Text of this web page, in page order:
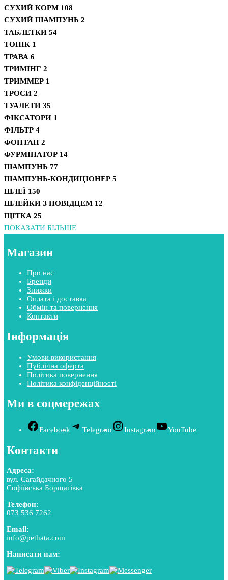
СУХИЙ КОРМ 108
СУХИЙ ШАМПУНЬ 2
ТАБЛЕТКИ 54
ТОНІК 1
ТРАВА 6
ТРИМІНГ 2
ТРИММЕР 1
ТРОСИ 2
ТУАЛЕТИ 35
ФІКСАТОРИ 1
ФІЛЬТР 4
ФОНТАН 2
ФУРМІНАТОР 14
ШАМПУНЬ 77
ШАМПУНЬ-КОНДИЦІОНЕР 5
ШЛЕЇ 150
ШЛЕЙКИ З ПОВІДЦЕМ 12
ЩІТКА 25
ПОКАЗАТИ БІЛЬШЕ
Магазин
Про нас
Бренди
Знижки
Оплата і доставка
Обмін та повернення
Контакти
Інформація
Умови використання
Публічна оферта
Політика повернення
Політика конфіденційності
Ми в соцмережах
Facebook Telegram Instagram YouTube
Контакти
Адреса:
вул. Сагайдачного 5
Софіївська Борщагівка
Телефон:
073 536 7262
Email:
info@pethata.com
Написати нам: